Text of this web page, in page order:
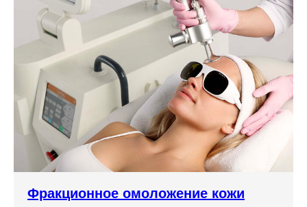
Фракционное омоложение кожи